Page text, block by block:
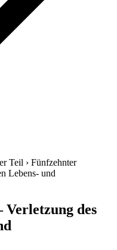
Teil › Fünfzehnter
Lebens- und
des